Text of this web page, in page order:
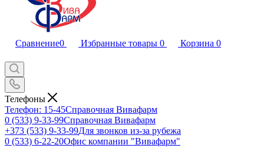
Сравнение0 Избранные товары 0 Корзина 0
Телефоны
Телефон: 15-45Справочная Вивафарм
0 (533) 9-33-99Справочная Вивафарм
+373 (533) 9-33-99Для звонков из-за рубежа
0 (533) 6-22-20Офис компании "Вивафарм"